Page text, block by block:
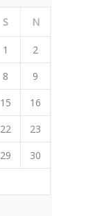
S N
1
2
8
9
15
16
22
23
29
30